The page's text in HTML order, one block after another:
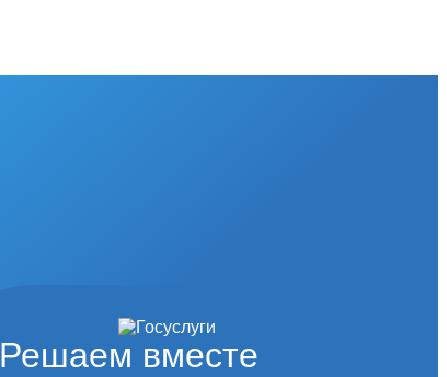
Решаем вместе